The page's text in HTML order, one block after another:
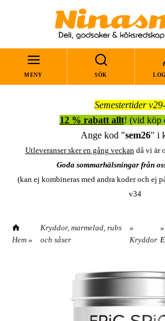
MENY SÖK
Semestertider
12 % rabatt allt! (vid köp
Ange kod "sem26" i
Utleveranser sker en gång veckandå vi är
Goda sommarhälsningar från
(kan ej kombineras med andra koder och ej
v34
Hem »
Kryddor, marmelad, rubs
och såser
»
Kryddor